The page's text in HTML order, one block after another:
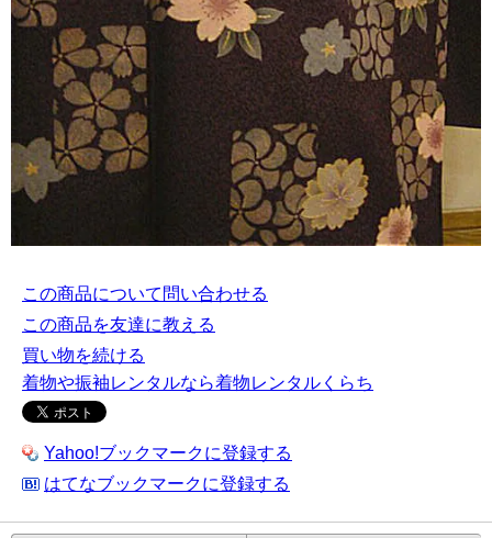
この商品について問い合わせる
この商品を友達に教える
買い物を続ける
着物や振袖レンタルなら着物レンタルくらち
Yahoo!ブックマークに登録する
はてなブックマークに登録する